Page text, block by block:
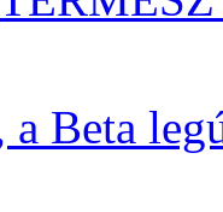
Beta